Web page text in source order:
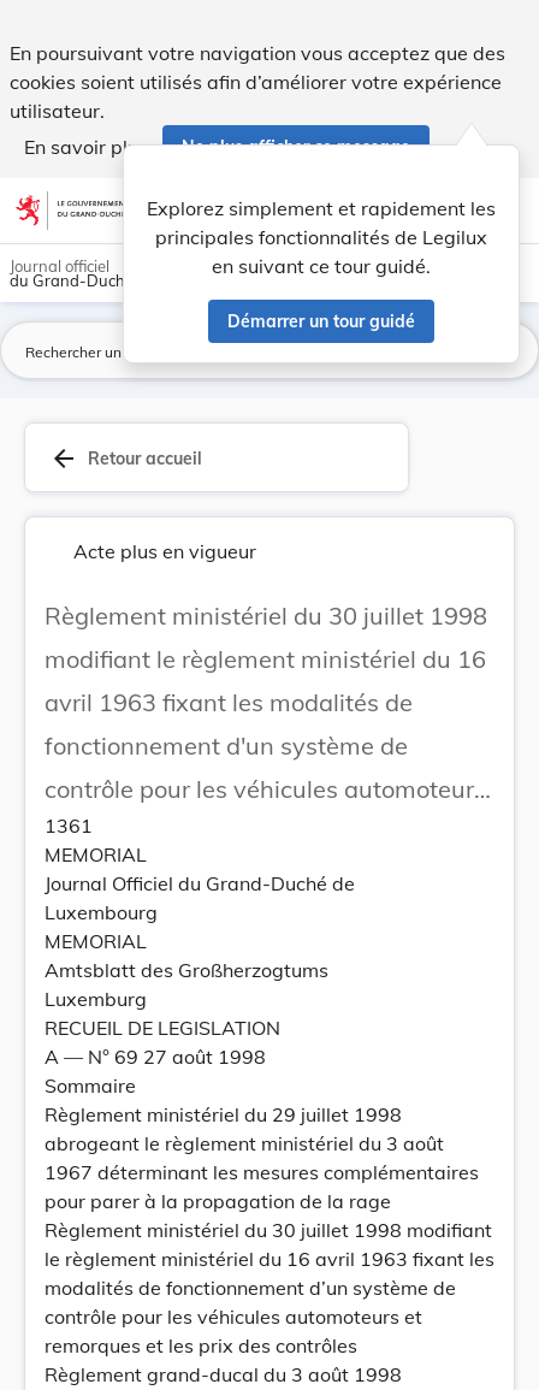
En poursuivant votre navigation vous acceptez que des
cookies soient utilisés afin d’améliorer votre expérience
utilisateur.
En savoir plus
Ne plus afficher ce message
Aller au contenu account_circle help Aide
Explorez simplement et rapidement les
principales fonctionnalités de Legilux
en suivant ce tour guidé.
Démarrer un tour guidé
light_mode dark_mode
Journal officiel
du Grand-Duché de Luxembourg
arrow_back Retour accueil
Acte plus en vigueur
Règlement ministériel du 30 juillet 1998
modifiant le règlement ministériel du 16
avril 1963 fixant les modalités de
fonctionnement d'un système de
contrôle pour les véhicules automoteurs
et remorques et les prix des contrôles.
1361
MEMORIAL
Journal Officiel du Grand-Duché de
Luxembourg
MEMORIAL
Amtsblatt des Großherzogtums
Luxemburg
RECUEIL DE LEGISLATION
A –– N° 69 27 août 1998
Sommaire
Règlement ministériel du 29 juillet 1998
abrogeant le règlement ministériel du 3 août
1967 déterminant les mesures complémentaires
pour parer à la propagation de la rage
Règlement ministériel du 30 juillet 1998 modifiant
le règlement ministériel du 16 avril 1963 fixant les
modalités de fonctionnement d’un système de
contrôle pour les véhicules automoteurs et
remorques et les prix des contrôles
Règlement grand-ducal du 3 août 1998